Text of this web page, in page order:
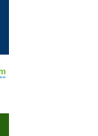
та КК